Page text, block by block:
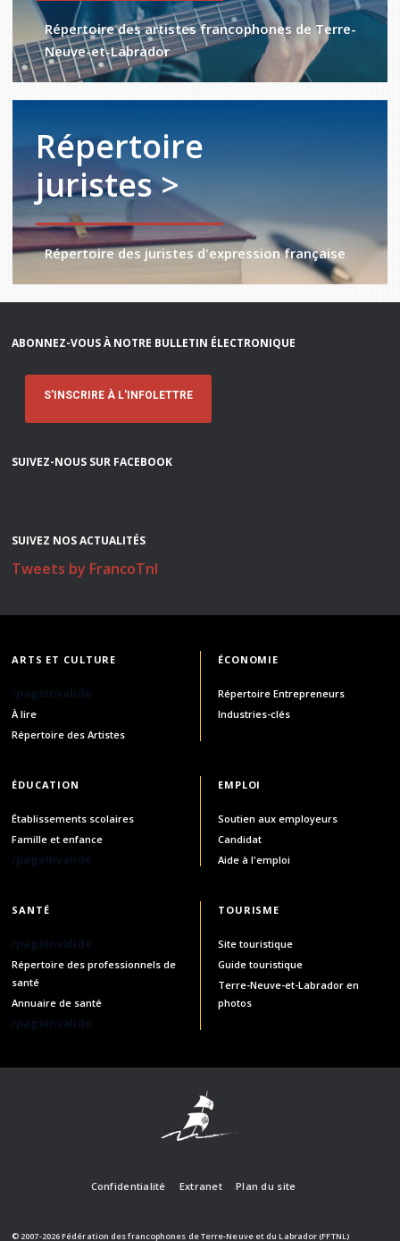
Répertoire des artistes francophones de Terre-
Neuve-et-Labrador
Répertoire
juristes >
Répertoire des juristes d'expression française
ABONNEZ-VOUS À NOTRE BULLETIN ÉLECTRONIQUE
S'INSCRIRE À L'INFOLETTRE
SUIVEZ-NOUS SUR FACEBOOK
SUIVEZ NOS ACTUALITÉS
Tweets by FrancoTnl
ARTS ET CULTURE
/pageInvalide
À lire
Répertoire des Artistes
ÉCONOMIE
Répertoire Entrepreneurs
Industries-clés
ÉDUCATION
Établissements scolaires
Famille et enfance
/pageInvalide
EMPLOI
Soutien aux employeurs
Candidat
Aide à l'emploi
SANTÉ
/pageInvalide
Répertoire des professionnels de
santé
Annuaire de santé
/pageInvalide
TOURISME
Site touristique
Guide touristique
Terre-Neuve-et-Labrador en
photos
Confidentialité Extranet Plan du site
© 2007-2026 Fédération des francophones de Terre-Neuve et du Labrador (FFTNL)